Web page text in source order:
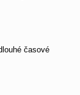
časové